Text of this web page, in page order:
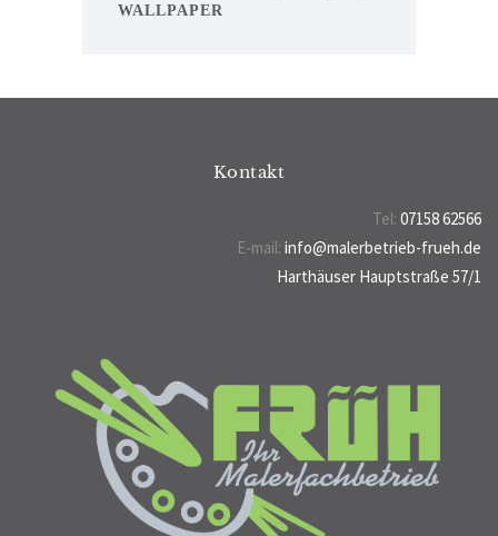
WALLPAPER
Kontakt
Tel: 07158 62566
E-mail: info@malerbetrieb-frueh.de
Harthäuser Hauptstraße 57/1